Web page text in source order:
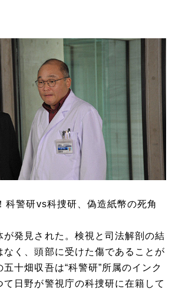
科警研vs科捜研、偽造紙幣の死角
が発見された。検視と司法解剖の結
なく、頭部に受けた傷であることが
十畑収吾は“科警研”所属のインク
て日野が警視庁の科捜研に在籍して